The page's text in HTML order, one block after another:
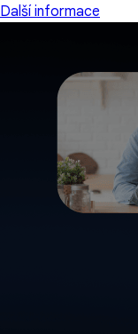
Další informace